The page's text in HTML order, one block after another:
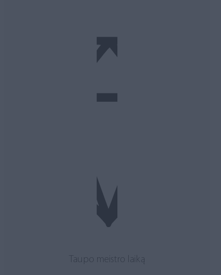
Taupo meistro laiką